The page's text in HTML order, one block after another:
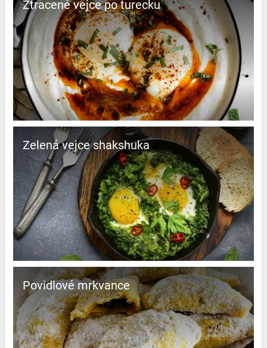
Ztracené vejce po turecku
Zelená vejce shakshuka
Povidlové mrkvance